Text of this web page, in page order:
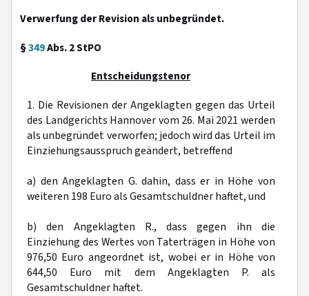
Verwerfung der Revision als unbegründet.
§349Abs. 2 StPO
Entscheidungstenor
1. Die Revisionen der Angeklagten gegen das Urteil
des Landgerichts Hannover vom 26. Mai 2021 werden
als unbegründet verworfen; jedoch wird das Urteil im
Einziehungsausspruch geändert, betreffend
a) den Angeklagten G. dahin, dass er in Höhe von
weiteren 198 Euro als Gesamtschuldner haftet, und
b) den Angeklagten R., dass gegen ihn die
Einziehung des Wertes von Taterträgen in Höhe von
976,50 Euro angeordnet ist, wobei er in Höhe von
644,50 Euro mit dem Angeklagten P. als
Gesamtschuldner haftet.